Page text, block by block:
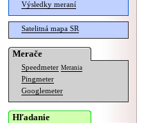
Výsledky meraní
Satelitná mapa SR
Merače
Speedmeter Merania
Pingmeter
Googlemeter
Hľadanie